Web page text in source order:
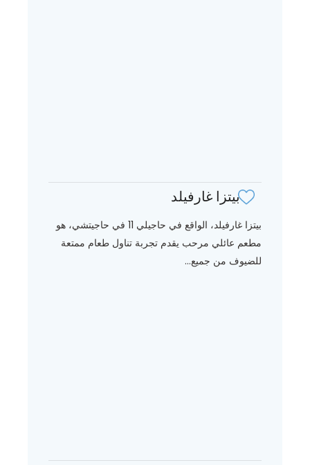
بيتزا غارفيلد
بيتزا غارفيلد، الواقع في حاجيلي 11 في حاجيتشي، هو
مطعم عائلي مرحب يقدم تجربة تناول طعام ممتعة
للضيوف من جميع...